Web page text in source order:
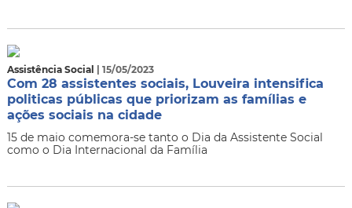
Assistência Social | 15/05/2023
Com 28 assistentes sociais, Louveira intensifica
politicas públicas que priorizam as famílias e
ações sociais na cidade
15 de maio comemora-se tanto o Dia da Assistente Social
como o Dia Internacional da Família